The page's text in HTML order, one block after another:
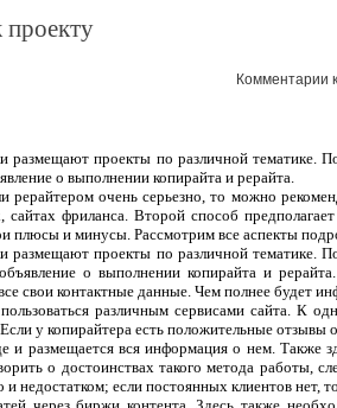
Комментарии
размещают проекты по различной
о выполнении копирайта и рерайта.
рерайтером очень серьезно, то можно
фриланса. Второй способ
плюсы и минусы. Рассмотрим все аспекты
размещают проекты по различной
о выполнении копирайта и
свои контактные данные. Чем полнее будет
различным сервисами сайта. К
у копирайтера есть положительные
и размещается вся информация о нем.
о достоинствах такого метода работы,
недостатком; если постоянных клиентов нет,